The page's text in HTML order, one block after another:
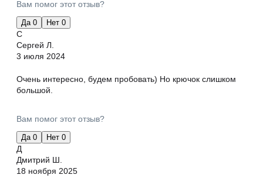
Вам помог этот отзыв?
Да 0 Нет 0
С
Сергей Л.
3 июля 2024
Очень интересно, будем пробовать) Но крючок слишком
большой.
Вам помог этот отзыв?
Да 0 Нет 0
Д
Дмитрий Ш.
18 ноября 2025